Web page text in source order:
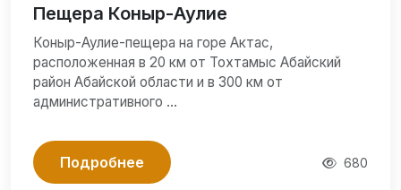
Пещера Коныр-Аулие
Коныр-Аулие-пещера на горе Актас,
расположенная в 20 км от Тохтамыс Абайский
район Абайской области и в 300 км от
административного …
Подробнее 680